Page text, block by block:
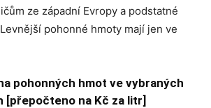
ze západní Evropy a podstatné
pohonné hmoty mají jen ve
pohonných hmot ve vybraných
[přepočteno na Kč za litr]